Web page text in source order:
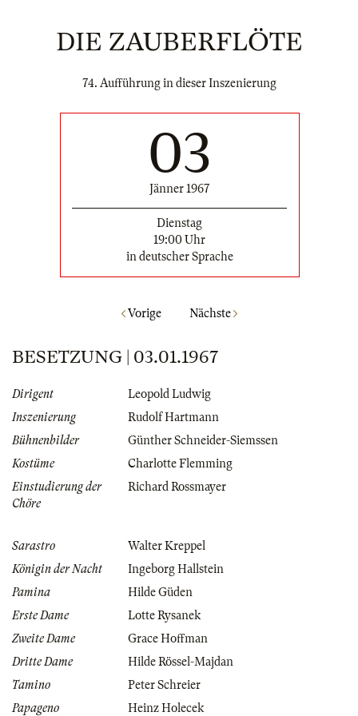
DIE ZAUBERFLÖTE
74. Aufführung in dieser Inszenierung
03
Jänner 1967
Dienstag
19:00 Uhr
in deutscher Sprache
Vorige Nächste
BESETZUNG | 03.01.1967
Dirigent
Leopold Ludwig
Inszenierung
Rudolf Hartmann
Bühnenbilder
Günther Schneider-Siemssen
Kostüme
Charlotte Flemming
Einstudierung der
Chöre
Richard Rossmayer
Sarastro
Walter Kreppel
Königin der Nacht
Ingeborg Hallstein
Pamina
Hilde Güden
Erste Dame
Lotte Rysanek
Zweite Dame
Grace Hoffman
Dritte Dame
Hilde Rössel-Majdan
Tamino
Peter Schreier
Papageno
Heinz Holecek